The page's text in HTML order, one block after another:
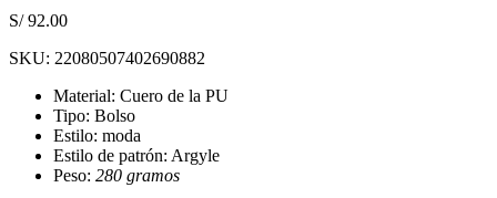
S/92.00
SKU: 22080507402690882
Material: Cuero de la PU
Tipo: Bolso
Estilo: moda
Estilo de patrón: Argyle
Peso: 280 gramos